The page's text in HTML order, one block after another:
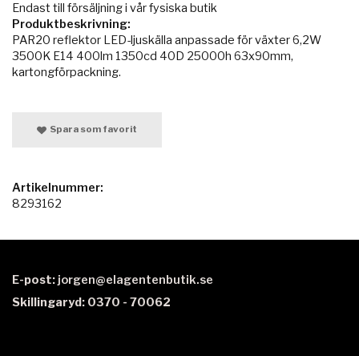
Endast till försäljning i vår fysiska butik
Produktbeskrivning:
PAR20 reflektor LED-ljuskälla anpassade för växter 6,2W
3500K E14 400lm 1350cd 40D 25000h 63x90mm,
kartongförpackning.
Spara som favorit
Artikelnummer:
8293162
E-post: jorgen@elagentenbutik.se
Skillingaryd: 0370 - 70062